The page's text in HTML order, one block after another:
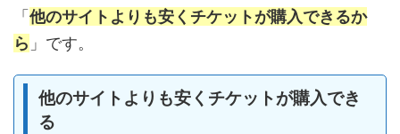
「他のサイトよりも安くチケットが購入できるか
ら 」です。
他のサイトよりも安くチケットが購入でき
る